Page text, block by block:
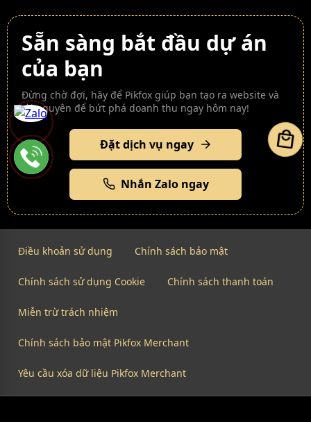
Sẵn sàng bắt đầu dự án
của bạn
Đừng chờ đợi, hãy để Pikfox giúp bạn tạo ra website và
tài nguyên để bứt phá doanh thu ngay hôm nay!
Đặt dịch vụ ngay
Nhắn Zalo ngay
Điều khoản sử dụng Chính sách bảo mật
Chính sách sử dụng Cookie Chính sách thanh toán
Miễn trừ trách nhiệm
Chính sách bảo mật Pikfox Merchant
Yêu cầu xóa dữ liệu Pikfox Merchant
local_mall